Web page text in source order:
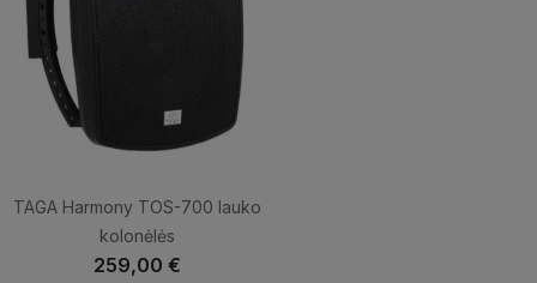
TAGA Harmony TOS-700 lauko
kolonėlės
259,00 €